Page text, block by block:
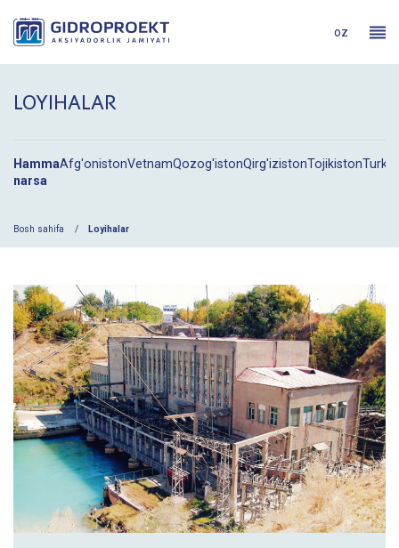
oz
LOYIHALAR
Hamma
narsa
Afg'onistonVetnamQozog'istonQirg'izistonTojikiston
Bosh sahifa Loyihalar